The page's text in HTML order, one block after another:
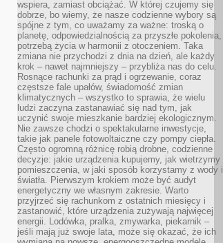
wspiera, zamiast obciążać. W której czujemy się
dobrze, bo wiemy, że nasze codzienne wybory są
spójne z tym, co uważamy za ważne: troską o
planetę, odpowiedzialnością za przyszłe pokolenia,
potrzebą życia w harmonii z otoczeniem. Taka
zmiana nie przychodzi z dnia na dzień, ale każdy
krok – nawet najmniejszy – przybliża nas do celu.
Rosnące rachunki za prąd i ogrzewanie, coraz
częstsze fale upałów, świadomość zmian
klimatycznych – wszystko to sprawia, że wielu
ludzi zaczyna zastanawiać się nad tym, jak
uczynić swoje mieszkanie bardziej ekologicznym.
Nie zawsze chodzi o spektakularne inwestycje,
takie jak panele fotowoltaiczne czy pompy ciepła.
Często ogromną różnicę robią drobne, codzienne
decyzje: jakie urządzenia kupujemy, jak wietrzymy
pomieszczenia, w jaki sposób korzystamy z wody i
światła. Pierwszym krokiem może być audyt
energetyczny we własnym zakresie. Warto
przyjrzeć się rachunkom z ostatnich miesięcy i
zastanowić, które urządzenia zużywają najwięcej
energii. Lodówka, pralka, zmywarka, piekarnik –
jeśli mają już swoje lata, może się okazać, że ich